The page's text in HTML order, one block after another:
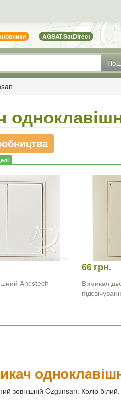
AGSAT.SatDirect
Anestech
66 грн.
Вимикач
зовнішній Ozgunsan. Колір білий.